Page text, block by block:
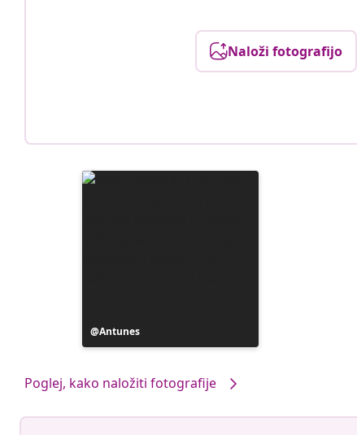
Naloži fotografijo
Objavo
je
Antunes
Poglej, kako naložiti fotografije